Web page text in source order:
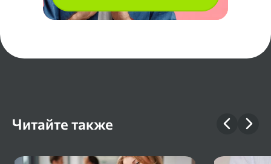
Читайте также